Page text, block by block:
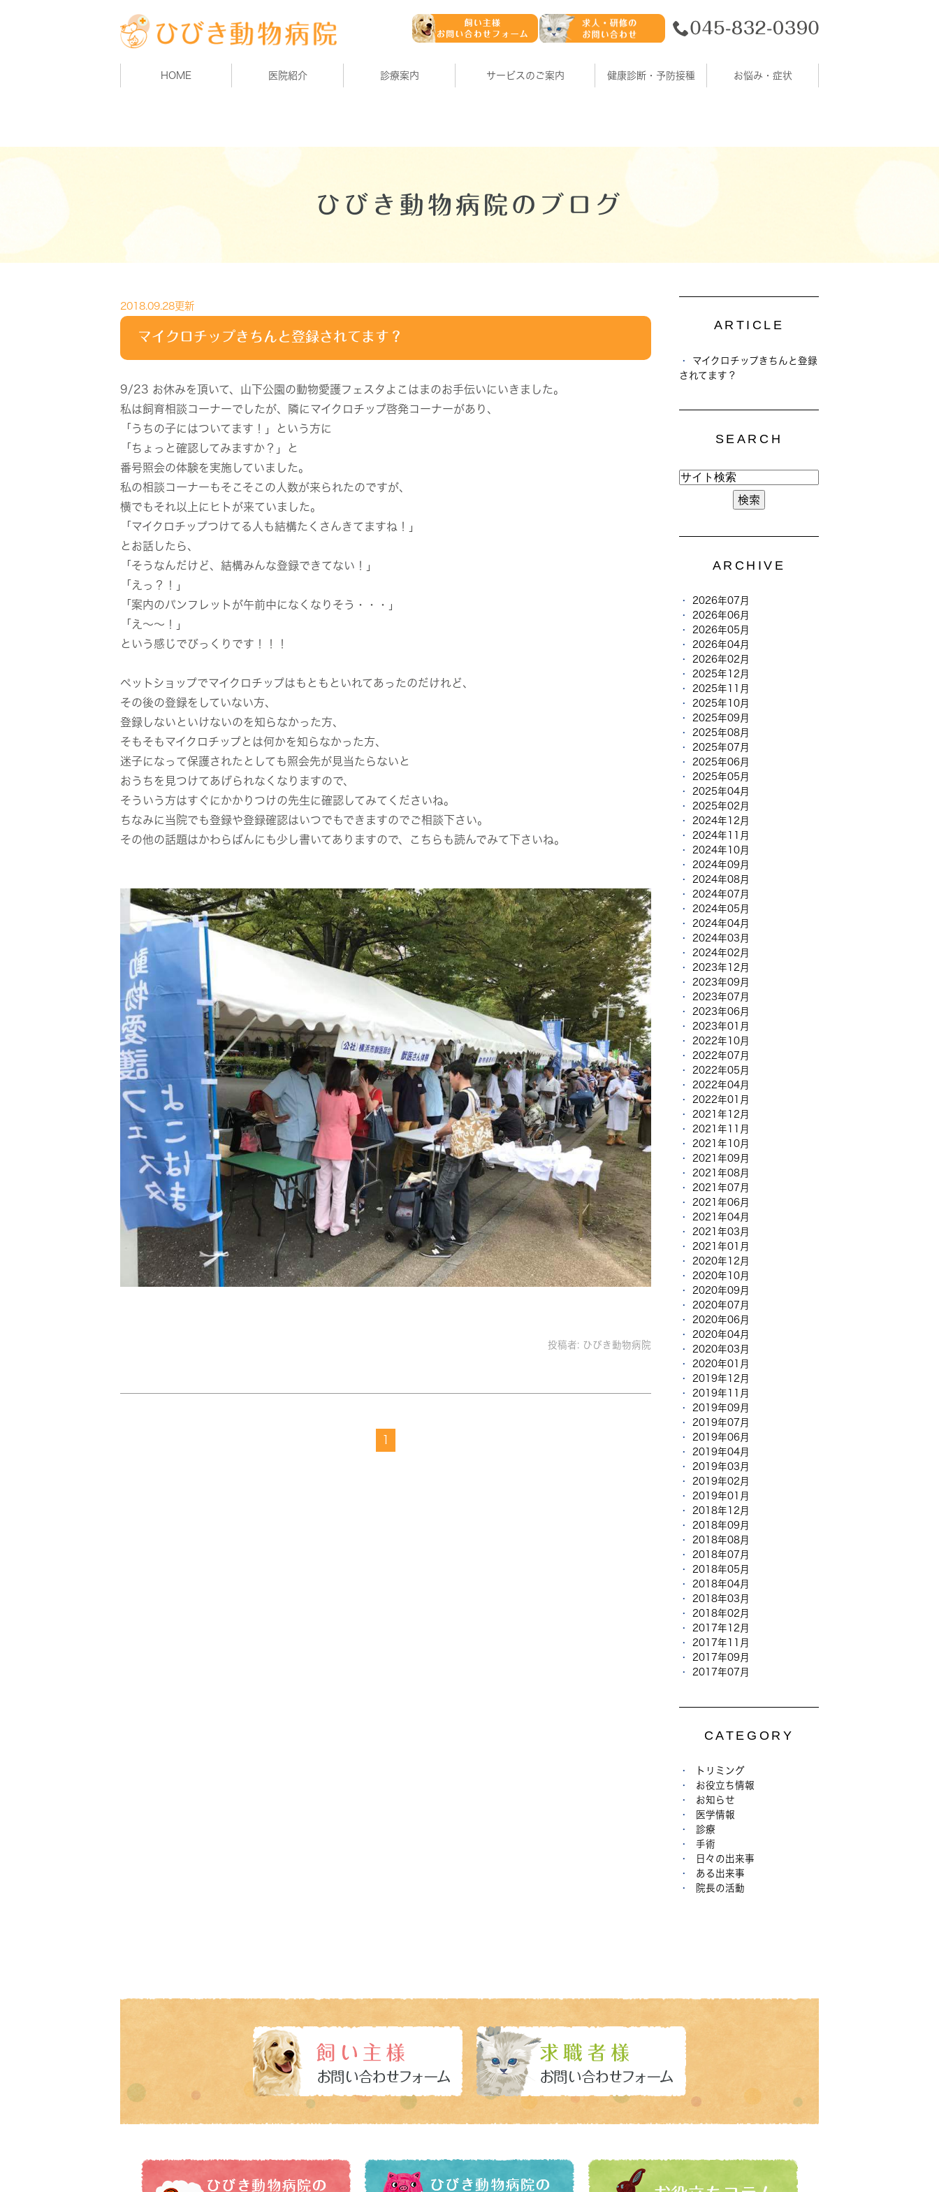
HOME 医院紹介 診療案内 サービスのご案内 健康診断・予防接種 お悩み・症状
ひびき動物病院のブログ
2018.09.28更新
マイクロチップきちんと登録されてます？
9/23 お休みを頂いて、山下公園の動物愛護フェスタよこはまのお手伝いにいきました。
私は飼育相談コーナーでしたが、隣にマイクロチップ啓発コーナーがあり、
「うちの子にはついてます！」という方に
「ちょっと確認してみますか？」と
番号照会の体験を実施していました。
私の相談コーナーもそこそこの人数が来られたのですが、
横でもそれ以上にヒトが来ていました。
「マイクロチップつけてる人も結構たくさんきてますね！」
とお話したら、
「そうなんだけど、結構みんな登録できてない！」
「えっ？！」
「案内のパンフレットが午前中になくなりそう・・・」
「え～～！」
という感じでびっくりです！！！
ペットショップでマイクロチップはもともといれてあったのだけれど、
その後の登録をしていない方、
登録しないといけないのを知らなかった方、
そもそもマイクロチップとは何かを知らなかった方、
迷子になって保護されたとしても照会先が見当たらないと
おうちを見つけてあげられなくなりますので、
そういう方はすぐにかかりつけの先生に確認してみてくださいね。
ちなみに当院でも登録や登録確認はいつでもできますのでご相談下さい。
その他の話題はかわらばんにも少し書いてありますので、こちらも読んでみて下さいね。
投稿者: ひびき動物病院
1
ARTICLE
マイクロチップきちんと登録
されてます？
SEARCH
ARCHIVE
2026年07月
2026年06月
2026年05月
2026年04月
2026年02月
2025年12月
2025年11月
2025年10月
2025年09月
2025年08月
2025年07月
2025年06月
2025年05月
2025年04月
2025年02月
2024年12月
2024年11月
2024年10月
2024年09月
2024年08月
2024年07月
2024年05月
2024年04月
2024年03月
2024年02月
2023年12月
2023年09月
2023年07月
2023年06月
2023年01月
2022年10月
2022年07月
2022年05月
2022年04月
2022年01月
2021年12月
2021年11月
2021年10月
2021年09月
2021年08月
2021年07月
2021年06月
2021年04月
2021年03月
2021年01月
2020年12月
2020年10月
2020年09月
2020年07月
2020年06月
2020年04月
2020年03月
2020年01月
2019年12月
2019年11月
2019年09月
2019年07月
2019年06月
2019年04月
2019年03月
2019年02月
2019年01月
2018年12月
2018年09月
2018年08月
2018年07月
2018年05月
2018年04月
2018年03月
2018年02月
2017年12月
2017年11月
2017年09月
2017年07月
CATEGORY
トリミング
お役立ち情報
お知らせ
医学情報
診療
手術
日々の出来事
ある出来事
院長の活動